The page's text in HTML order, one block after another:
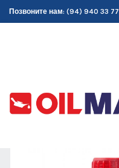
Позвоните нам: (94) 940 33 77